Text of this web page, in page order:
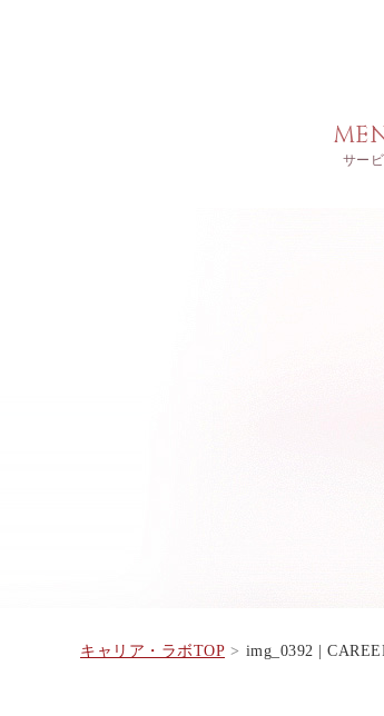
サー
キャリア・ラボTOP img_0392 |